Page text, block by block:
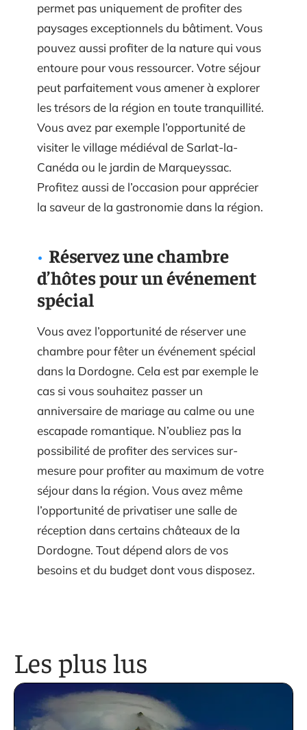
permet pas uniquement de profiter des
paysages exceptionnels du bâtiment. Vous
pouvez aussi profiter de la nature qui vous
entoure pour vous ressourcer. Votre séjour
peut parfaitement vous amener à explorer
les trésors de la région en toute tranquillité.
Vous avez par exemple l’opportunité de
visiter le village médiéval de Sarlat-la-
Canéda ou le jardin de Marqueyssac.
Profitez aussi de l’occasion pour apprécier
la saveur de la gastronomie dans la région.
Réservez une chambre
d’hôtes pour un événement
spécial
Vous avez l’opportunité de réserver une
chambre pour fêter un événement spécial
dans la Dordogne. Cela est par exemple le
cas si vous souhaitez passer un
anniversaire de mariage au calme ou une
escapade romantique. N’oubliez pas la
possibilité de profiter des services sur-
mesure pour profiter au maximum de votre
séjour dans la région. Vous avez même
l’opportunité de privatiser une salle de
réception dans certains châteaux de la
Dordogne. Tout dépend alors de vos
besoins et du budget dont vous disposez.
Les plus lus